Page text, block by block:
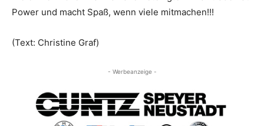
Power und macht Spaß, wenn viele mitmachen!!!
(Text: Christine Graf)
- Werbeanzeige -